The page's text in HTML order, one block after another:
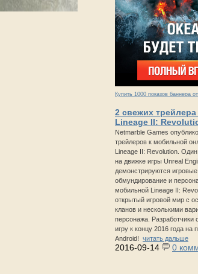
Купить 1000 показов баннера
2 свежих
Lineage II:
Netmarble Games
трейлеров к мобильной
Lineage II: Revolution.
на движке игры Unreal
демонстрируются
обмундирование и
мобильной Lineage II:
открытый игровой мир с
кланов и несколькими
персонажа. Разработчики
игру к концу 2016 года на
Android! читать дальше
2016-09-14 0